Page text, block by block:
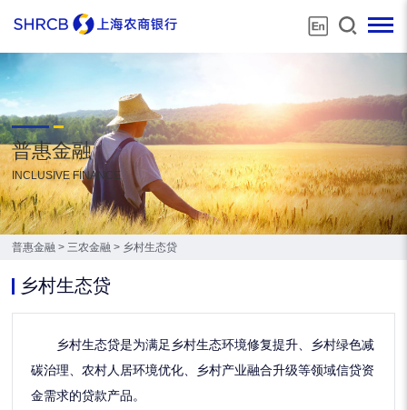
普惠金融
INCLUSIVE FINANCE
普惠金融 > 三农金融 > 乡村生态贷
乡村生态贷
乡村生态贷是为满足乡村生态环境修复提升、乡村绿色减
碳治理、农村人居环境优化、乡村产业融合升级等领域信贷资
金需求的贷款产品。